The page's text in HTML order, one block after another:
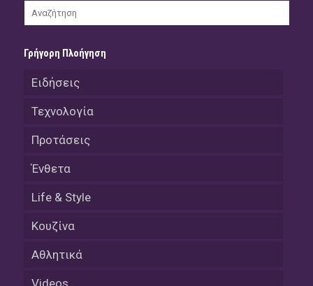
Γρήγορη Πλοήγηση
Ειδήσεις
Τεχνολογία
Προτάσεις
Ένθετα
Life & Style
Κουζίνα
Αθλητικά